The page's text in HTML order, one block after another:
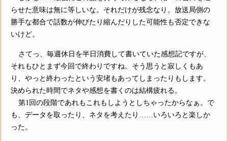
らせた意味は無に等しいな。それだけが残念なり。放送局側の
勝手な都合で話数が伸びたり縮んだりした可能性も否定できな
いけど。
さてっ、毎週休日を半日消費して書いていた感想記ですが、
それもひとまず今回で終わりですね。そう思うと寂しくもあ
り、やっと終わったという安堵もあってしまったりもします。
決められた時間でネタや感想を書くのは結構疲れる。
第1回の段階であれもこれもしようとしちゃったからなぁ。で
も、データを取ったり、ネタを考えたり……いろいろと楽しか
った。